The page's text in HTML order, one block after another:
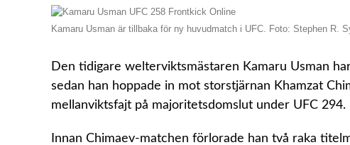
Kamaru Usman är tillbaka för ny huvudmatch i UFC. Foto: Stephen R.
Den tidigare welterviktsmästaren Kamaru Usman
sedan han hoppade in mot storstjärnan Khamzat
mellanviktsfajt på majoritetsdomslut under UFC 294.
Innan Chimaev-matchen förlorade han två raka